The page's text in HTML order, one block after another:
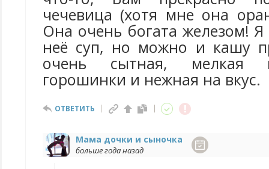
чечевица (хотя мне она
Она очень богата железом!
неё суп, но можно и кашу
очень сытная, мелкая
горошинки и нежная на вкус.
ОТВЕТИТЬ
Мама дочки и сыночка
больше года назад